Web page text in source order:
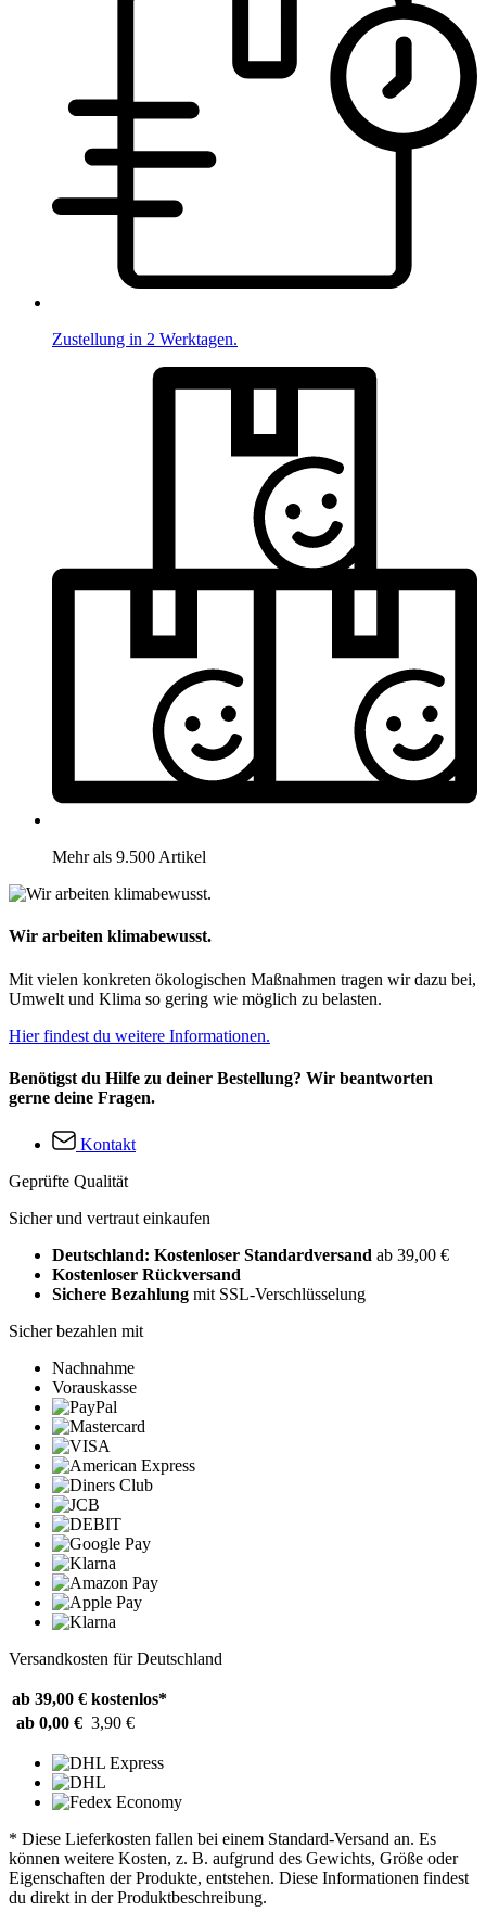
Zustellung in 2 Werktagen.
Mehr als 9.500 Artikel
Wir arbeiten klimabewusst.
Mit vielen konkreten ökologischen Maßnahmen tragen wir dazu bei,
Umwelt und Klima so gering wie möglich zu belasten.
Hier findest du weitere Informationen.
Benötigst du Hilfe zu deiner Bestellung? Wir beantworten
gerne deine Fragen.
Kontakt
Geprüfte Qualität
Sicher und vertraut einkaufen
Deutschland: Kostenloser Standardversand ab 39,00 €
Kostenloser Rückversand
Sichere Bezahlung mit SSL-Verschlüsselung
Sicher bezahlen mit
Nachnahme
Vorauskasse
Versandkosten für Deutschland
ab 39,00 € kostenlos*
ab 0,00 € 3,90 €
* Diese Lieferkosten fallen bei einem Standard-Versand an. Es
können weitere Kosten, z. B. aufgrund des Gewichts, Größe oder
Eigenschaften der Produkte, entstehen. Diese Informationen findest
du direkt in der Produktbeschreibung.